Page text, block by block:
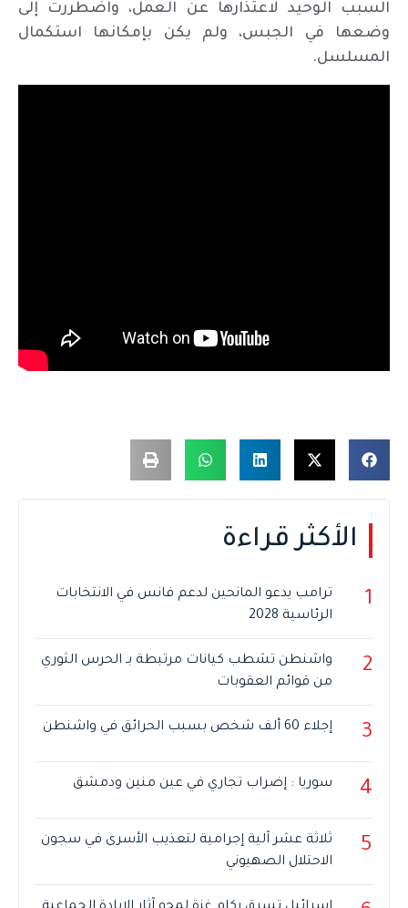
السبب الوحيد لاعتذارها عن العمل، واضطررت إلى
وضعها في الجبس، ولم يكن بإمكانها استكمال
المسلسل.
الأكثر قراءة
1
ترامب يدعو المانحين لدعم فانس في الانتخابات
الرئاسية 2028
2
واشنطن تشطب كيانات مرتبطة بـ الحرس الثوري
من قوائم العقوبات
3 إجلاء 60 ألف شخص بسبب الحرائق في واشنطن
4 سوريا : إضراب تجاري في عين منين ودمشق
5
ثلاثة عشر آلية إجرامية لتعذيب الأسرى في سجون
الاحتلال الصهيوني